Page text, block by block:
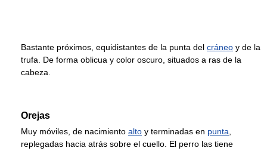
Bastante próximos, equidistantes de la punta del cráneo y de la
trufa. De forma oblicua y color oscuro, situados a ras de la
cabeza.
Orejas
Muy móviles, de nacimiento alto y terminadas en punta
replegadas hacia atrás sobre el cuello. El perro las tiene